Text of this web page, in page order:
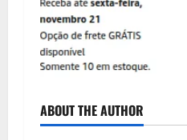
ABOUT THE AUTHOR